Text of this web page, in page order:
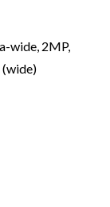
wide, 2MP,
(wide)